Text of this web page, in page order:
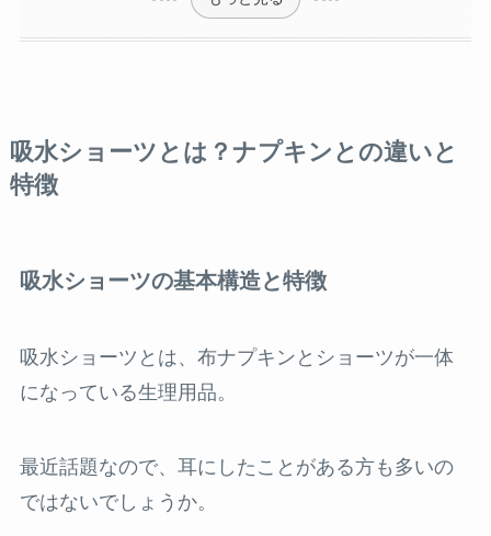
吸水ショーツとは？ナプキンとの違いと
特徴
吸水ショーツの基本構造と特徴
吸水ショーツとは、布ナプキンとショーツが一体
になっている生理用品。
最近話題なので、耳にしたことがある方も多いの
ではないでしょうか。